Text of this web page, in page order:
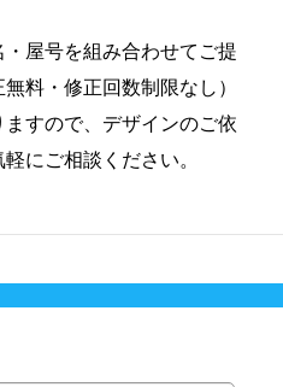
屋号を組み合わせてご提
料・修正回数制限なし）
すので、デザインのご依
にご相談ください。